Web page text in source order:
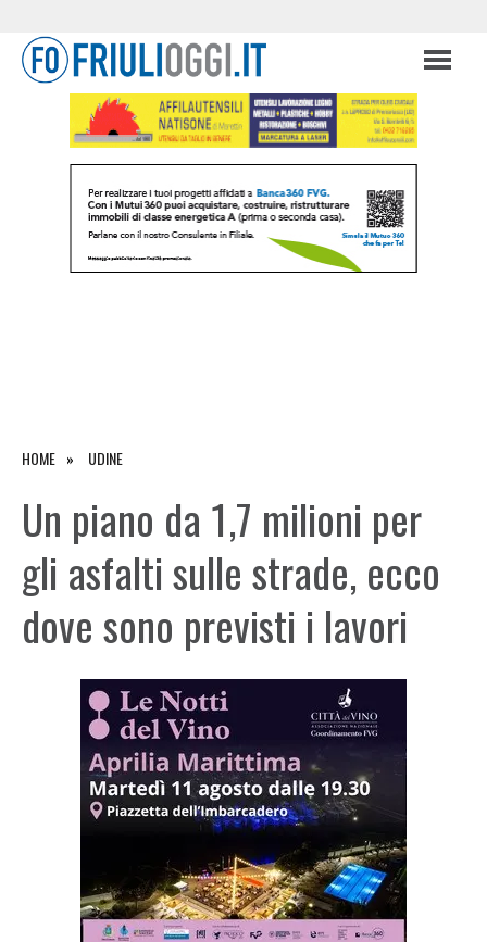
HOME UDINE
Un piano da 1,7 milioni per
gli asfalti sulle strade, ecco
dove sono previsti i lavori